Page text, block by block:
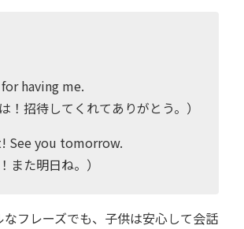
having me.
！招待してくれてありがとう。）
See you tomorrow.
また明日ね。）
フレーズでも、子供は安心して会話